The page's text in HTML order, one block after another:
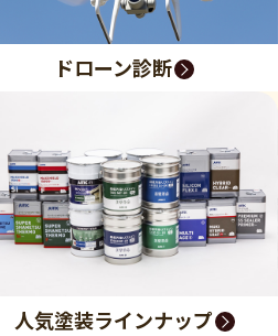
ドローン診断
人気塗装ラインナップ